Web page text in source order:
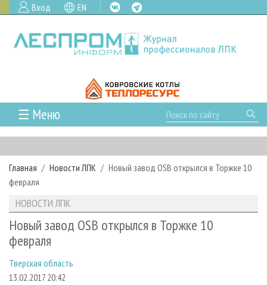
Вход EN
☰ Меню
ГЛАВНАЯ
РУБРИКИ И ТЕМЫ
РУБРИКИ ЖУРНАЛА
ЛЕСОЗАГОТОВКА
ЛЕСОПИЛЕНИЕ
СУШКА ДРЕВЕСИНЫ
НОВОСТИ
НОВОСТИ ЛПК
НОВОСТИ ЖУРНАЛА
ПРОЕКТЫ ЛПИ
АНАЛИТИКА
ПРЕДПРИЯТИЯ ЛПК
ПЕРСОНЫ
АРХИВ
АРХИВ ЖУРНАЛОВ
СТАТЬИ
О ЖУРНАЛЕ
ПОДПИСКА
КОНТАКТЫ
РЕКЛАМОДАТЕЛЯМ
РЕКЛАМА
Главная Новости ЛПК
Новый завод OSB открылся в Торжке 10
февраля
НОВОСТИ ЛПК
Новый завод OSB открылся в Торжке 10
февраля
Тверская область
13.02.2017 20:42